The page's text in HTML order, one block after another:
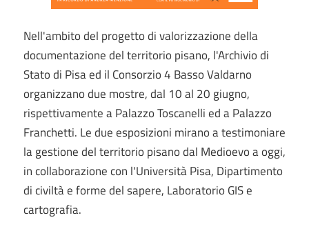
Nell'ambito del progetto di valorizzazione della
documentazione del territorio pisano, l'Archivio di
Stato di Pisa ed il Consorzio 4 Basso Valdarno
organizzano due mostre, dal 10 al 20 giugno,
rispettivamente a Palazzo Toscanelli ed a Palazzo
Franchetti. Le due esposizioni mirano a testimoniare
la gestione del territorio pisano dal Medioevo a oggi,
in collaborazione con l'Università Pisa, Dipartimento
di civiltà e forme del sapere, Laboratorio GIS e
cartografia.